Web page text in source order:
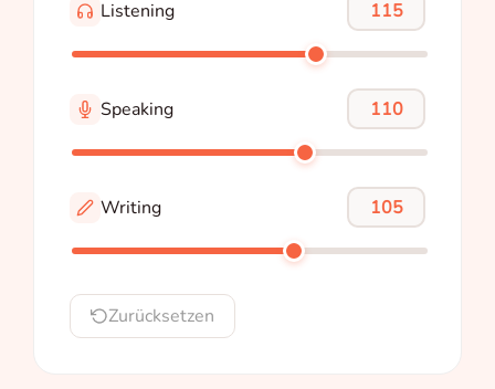
Listening
Speaking
Writing
Zurücksetzen